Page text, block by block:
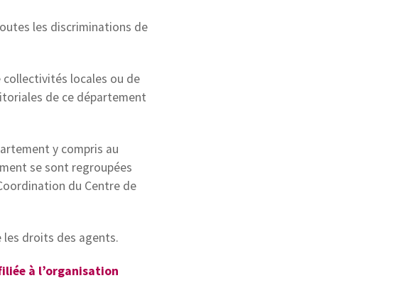
les discriminations de
collectivités locales ou de
de ce département
y compris au
se sont regroupées
du Centre de
les droits des agents.
à l’organisation